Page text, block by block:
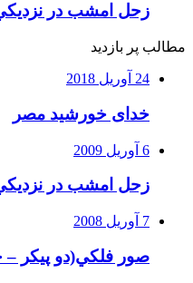
زحل امشب در
مطالب پر بازدید
24 آوریل 2018
خدای خورشید مصر
6 آوریل 2009
زحل امشب در
7 آوریل 2008
صور فلكي(دو پیکر –